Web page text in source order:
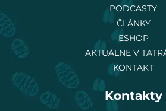
PODCASTY
ČLÁNKY
ESHOP
AKTUÁLNE V
KONTAKT
Kontakty